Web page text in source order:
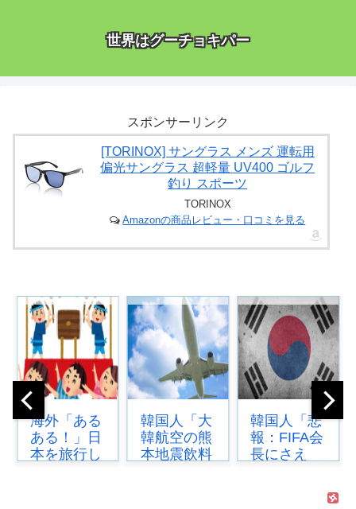
世界はグーチョキパー
スポンサーリンク
[TORINOX] サングラス メンズ 運転用
偏光サングラス 超軽量 UV400 ゴルフ
釣り スポーツ
TORINOX
Amazonの商品レビュー・口コミを見る
韓国人「大
韓航空の熊
本地震飲料
韓国人「悲
報：FIFA会
長にさえ
海外「日本
のアニメの
中でも、過